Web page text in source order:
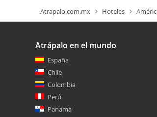
Atrapalo.com.mx Hoteles
Atrápalo en el mundo
España
Chile
Colombia
Perú
Panamá